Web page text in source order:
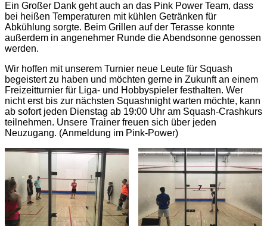
Ein Großer Dank geht auch an das Pink Power Team, dass
bei heißen Temperaturen mit kühlen Getränken für
Abkühlung sorgte. Beim Grillen auf der Terasse konnte
außerdem in angenehmer Runde die Abendsonne genossen
werden.
Wir hoffen mit unserem Turnier neue Leute für Squash
begeistert zu haben und möchten gerne in Zukunft an einem
Freizeitturnier für Liga- und Hobbyspieler festhalten. Wer
nicht erst bis zur nächsten Squashnight warten möchte, kann
ab sofort jeden Dienstag ab 19:00 Uhr am Squash-Crashkurs
teilnehmen. Unsere Trainer freuen sich über jeden
Neuzugang. (Anmeldung im Pink-Power)